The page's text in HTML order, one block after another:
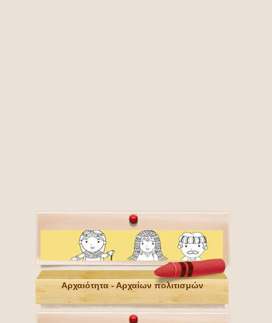
Αρχαιότητα - Αρχαίων πολιτισμών